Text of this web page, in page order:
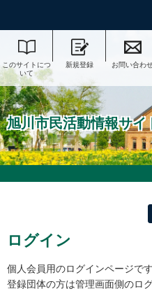
このサイトにつ
いて
新規登録 お問い合わ
旭川市民活動情報サ
ログイン
個人会員用のログインページです
登録団体の方は管理画面側のロ